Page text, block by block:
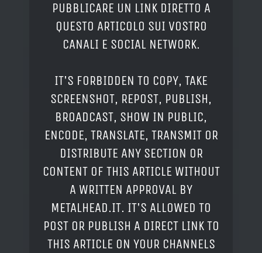
PUBBLICARE UN LINK DIRETTO A
QUESTO ARTICOLO SUI VOSTRO
CANALI E SOCIAL NETWORK.
IT'S FORBIDDEN TO COPY, TAKE
SCREENSHOT, REPOST, PUBLISH,
BROADCAST, SHOW IN PUBLIC,
ENCODE, TRANSLATE, TRANSMIT OR
DISTRIBUTE ANY SECTION OR
CONTENT OF THIS ARTICLE WITHOUT
A WRITTEN APPROVAL BY
METALHEAD.IT. IT'S ALLOWED TO
POST OR PUBLISH A DIRECT LINK TO
THIS ARTICLE ON YOUR CHANNELS